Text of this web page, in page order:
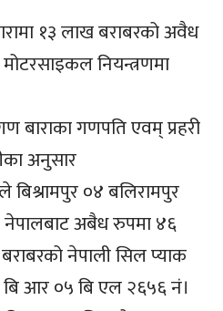
१३ लाख बराबरको अवैध
नियन्त्रणमा
बाराका गणपति एवम् प्रहरी
अनुसार
बिश्रामपुर ०४ बलिरामपुर
नेपालबाट अबैध रुपमा ४६
नेपाली सिल प्याक
बि आर ०५ बि एल २६५६ नं।